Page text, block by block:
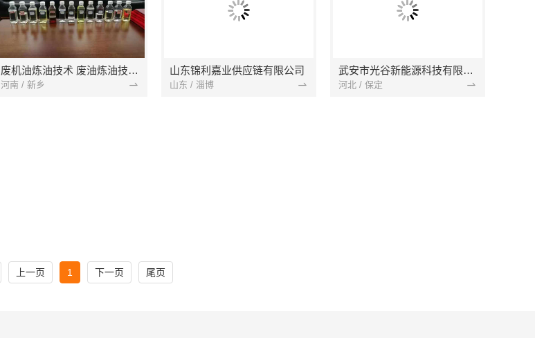
废机油炼油技术 废油炼油技术 废润滑油炼油技术
河南 / 新乡
山东锦利嘉业供应链有限公司
山东 / 淄博
武安市光谷新能源科技有限公司
河北 / 保定
上一页 1 下一页 尾页